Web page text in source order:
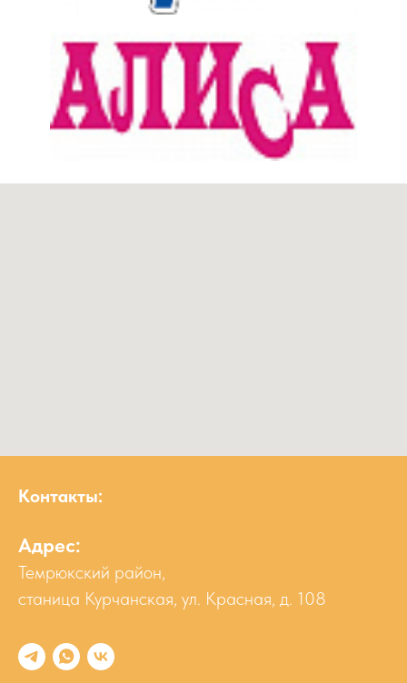
Контакты:
Адрес:
Темрюкский район,
станица Курчанская, ул. Красная, д. 108